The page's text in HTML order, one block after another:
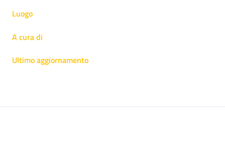
Luogo
A cura di
Ultimo aggiornamento